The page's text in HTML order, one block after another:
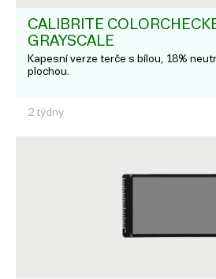
CALIBRITE
GRAYSCALE
Kapesní verze terče s bílou, 18%
plochou.
2 týdny